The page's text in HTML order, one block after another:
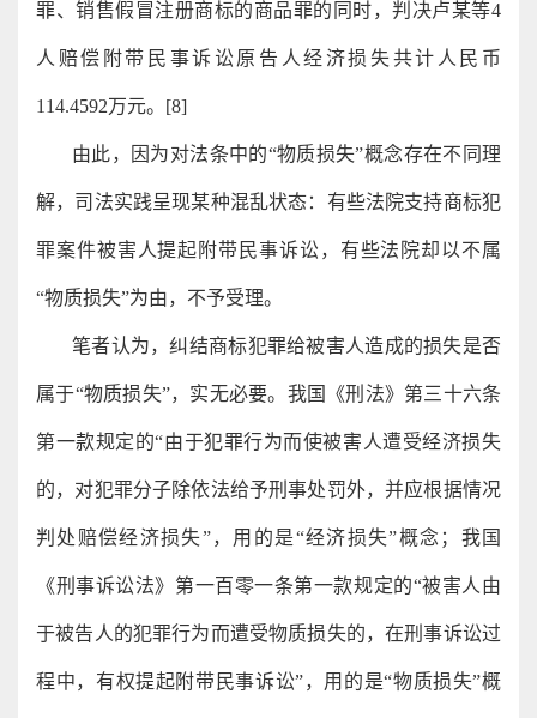
罪、销售假冒注册商标的商品罪的同时，判决卢某等4
人赔偿附带民事诉讼原告人经济损失共计人民币
114.4592万元。[8]
由此，因为对法条中的“物质损失”概念存在不同理
解，司法实践呈现某种混乱状态：有些法院支持商标犯
罪案件被害人提起附带民事诉讼，有些法院却以不属
“物质损失”为由，不予受理。
笔者认为，纠结商标犯罪给被害人造成的损失是否
属于“物质损失”，实无必要。我国《刑法》第三十六条
第一款规定的“由于犯罪行为而使被害人遭受经济损失
的，对犯罪分子除依法给予刑事处罚外，并应根据情况
判处赔偿经济损失”，用的是“经济损失”概念；我国
《刑事诉讼法》第一百零一条第一款规定的“被害人由
于被告人的犯罪行为而遭受物质损失的，在刑事诉讼过
程中，有权提起附带民事诉讼”，用的是“物质损失”概